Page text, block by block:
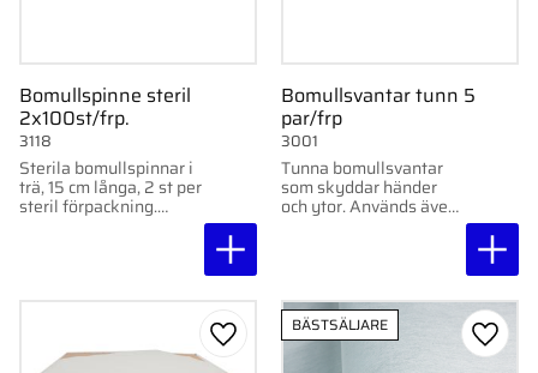
Bomullspinne steril
2x100st/frp.
Sterila bomullspinnar i
trä, 15 cm långa, 2 st per
steril förpackning.
Säljes i 200-pack.
3118
Bomullsvantar tunn 5
par/frp
Tunna bomullsvantar
som skyddar händer
och ytor. Används även
som innervante.
3001
Lägg till i favoriter
BÄSTSÄLJARE
Lägg